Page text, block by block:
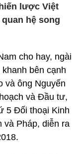
lược Việt
hệ song
cho hay, ngài
bên cạnh
và ông Nguyến
và Đầu tư,
5 Đối thoại Kinh
và Pháp, diễn ra